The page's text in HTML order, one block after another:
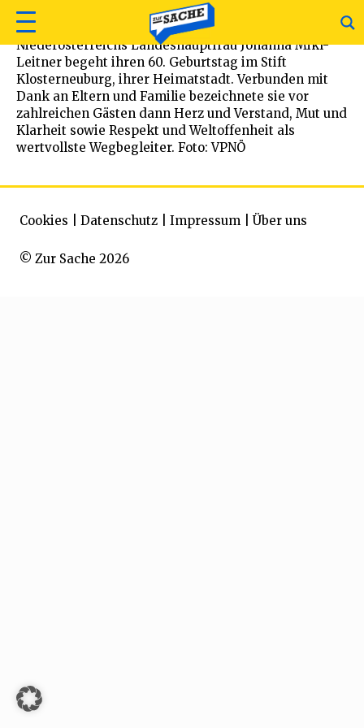
Niederösterreichs Landeshauptfrau Johanna Mikl-
Leitner begeht ihren 60. Geburtstag im Stift
Klosterneuburg, ihrer Heimatstadt. Verbunden mit
Dank an Eltern und Familie bezeichnete sie vor
zahlreichen Gästen dann Herz und Verstand, Mut und
Klarheit sowie Respekt und Weltoffenheit als
wertvollste Wegbegleiter. Foto: VPNÖ
© Zur Sache 2026
Cookies Datenschutz Impressum Über uns